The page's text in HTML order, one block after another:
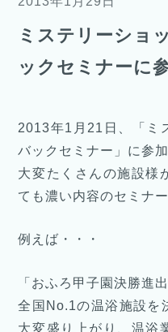
ミステリーショ
ックセミナーに
2013年1月21日、「ミ
バックセミナー」に参加
大変たくさんの施設様
ても濃い内容のセミナー
例えば・・・
「おふろ甲子園決勝進
全国No.1の温浴施設を
大変盛り上がり、温浴